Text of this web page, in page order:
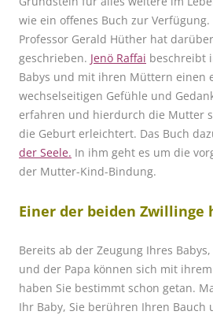
wie ein offenes Buch zur
Professor Gerald Hüther hat
geschrieben. Jenö Raffai beschreibt
Babys und mit ihren Müttern einen
wechselseitigen Gefühle und
erfahren und hierdurch die Mutter
die Geburt erleichtert. Das Buch
der Seele. In ihm geht es um die
der Mutter-Kind-Bindung.
Einer der beiden Zwillinge
Bereits ab der Zeugung Ihres
und der Papa können sich mit
haben Sie bestimmt schon getan.
Ihr Baby, Sie berühren Ihren Bauch